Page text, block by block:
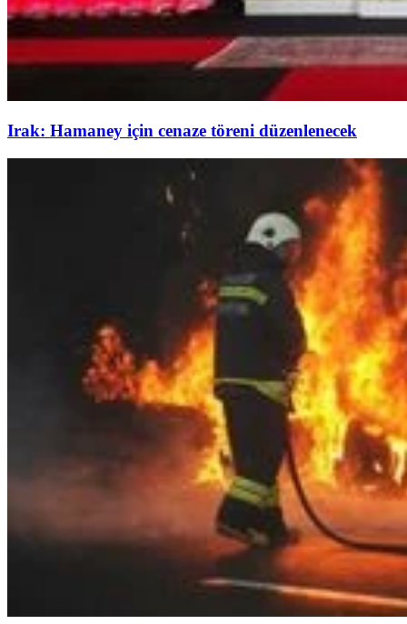
Irak: Hamaney için cenaze töreni düzenlenecek